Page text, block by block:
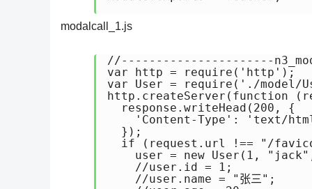
modalcall_1.js
//----------------------
var http = require('http');
var User = require('./model/
http.createServer(function
  response.writeHead(200, {
'Content-Type': 'text/
  });
if (request.url !== "/
user = new User(1,
    //user.id = 1;
    //user.name = "张三";